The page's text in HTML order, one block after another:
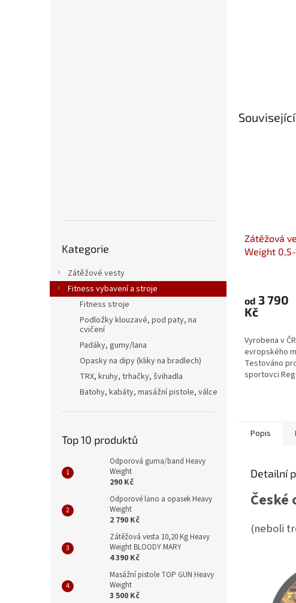
kategorie
Kategorie
Zátěžové vesty
Fitness vybavení a stroje
Fitness stroje
Podložky klouzavé, pod paty, na
cvičení
Padáky, gumy/lana
Opasky na dipy (kliky na bradlech)
TRX, kruhy, trhačky, švihadla
Batohy, kabáty, masážní pistole, válce
Top 10 produktů
Odporová guma/band Heavy
Weight
290 Kč
Odporové lano a opasek Heavy
Weight
2 790 Kč
Zátěžová vesta 10,20 Kg Heavy
Weight BLOODY MARY
4 390 Kč
Masážní pistole TOP GUN Heavy
Weight
3 500 Kč
Zátěžová
Weight 0,5-
produktu
je
5
hvězdiček.
od 3 790
Kč
Vyrobena v
evropského
Testováno
sportovci
Popis
Detailní
České
(neboli